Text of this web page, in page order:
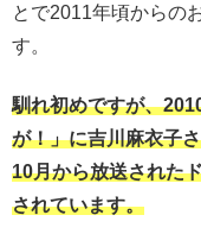
とで2011年頃からの
す。
馴れ初めですが、
が！」に吉川麻衣子
10月から放送された
されています。